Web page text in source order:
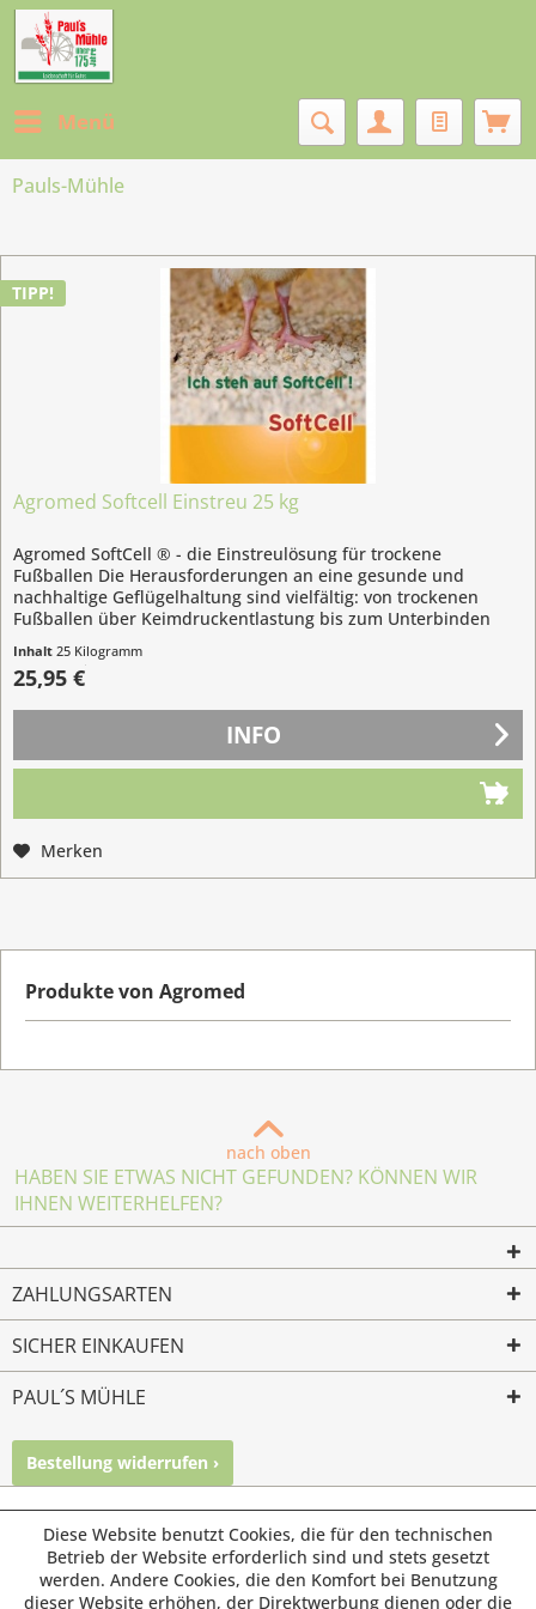
Menü
Pauls-Mühle
TIPP!
Agromed Softcell Einstreu 25 kg
Agromed SoftCell ® - die Einstreulösung für trockene
Fußballen Die Herausforderungen an eine gesunde und
nachhaltige Geflügelhaltung sind vielfältig: von trockenen
Fußballen über Keimdruckentlastung bis zum Unterbinden
Inhalt25 Kilogramm
(1,04 € / 1 Kilogramm)
25,95 €
INFO
Merken
Produkte von Agromed
nach oben
HABEN SIE ETWAS NICHT GEFUNDEN? KÖNNEN WIR
IHNEN WEITERHELFEN?
ZAHLUNGSARTEN
SICHER EINKAUFEN
PAUL´S MÜHLE
Bestellung widerrufen ›
© Paul's Mühle | Inhaber: Christof Paul e.K. | Westring 2 |
45659 Recklinghausen
Fax: 02361 -28831 | E-Mail: info@pauls-muehle.de
Diese Website benutzt Cookies, die für den technischen
Betrieb der Website erforderlich sind und stets gesetzt
werden. Andere Cookies, die den Komfort bei Benutzung
dieser Website erhöhen, der Direktwerbung dienen oder die